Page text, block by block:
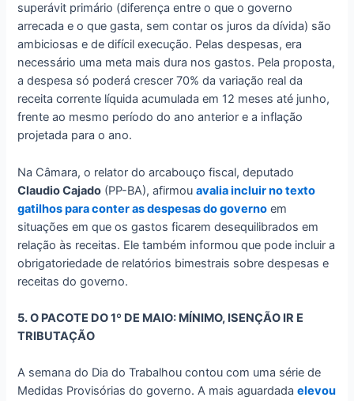
superávit primário (diferença entre o que o governo
arrecada e o que gasta, sem contar os juros da dívida) são
ambiciosas e de difícil execução. Pelas despesas, era
necessário uma meta mais dura nos gastos. Pela proposta,
a despesa só poderá crescer 70% da variação real da
receita corrente líquida acumulada em 12 meses até junho,
frente ao mesmo período do ano anterior e a inflação
projetada para o ano.
Na Câmara, o relator do arcabouço fiscal, deputado
Claudio Cajado (PP-BA), afirmouavalia incluir no texto
gatilhos para conter as despesas do governo em
situações em que os gastos ficarem desequilibrados em
relação às receitas. Ele também informou que pode incluir a
obrigatoriedade de relatórios bimestrais sobre despesas e
receitas do governo.
5. O PACOTE DO 1º DE MAIO: MÍNIMO, ISENÇÃO IR E
TRIBUTAÇÃO
A semana do Dia do Trabalhou contou com uma série de
Medidas Provisórias do governo. A mais aguardadaelevou